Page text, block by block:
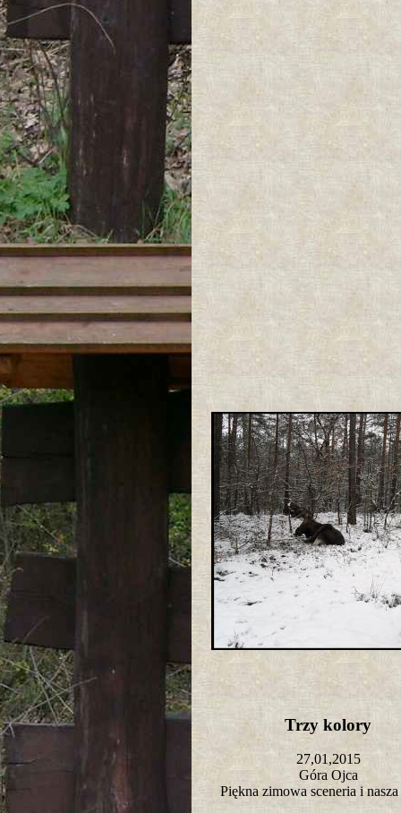
Trzy kolory
27,01,2015
Góra Ojca
Piękna zimowa sceneria i